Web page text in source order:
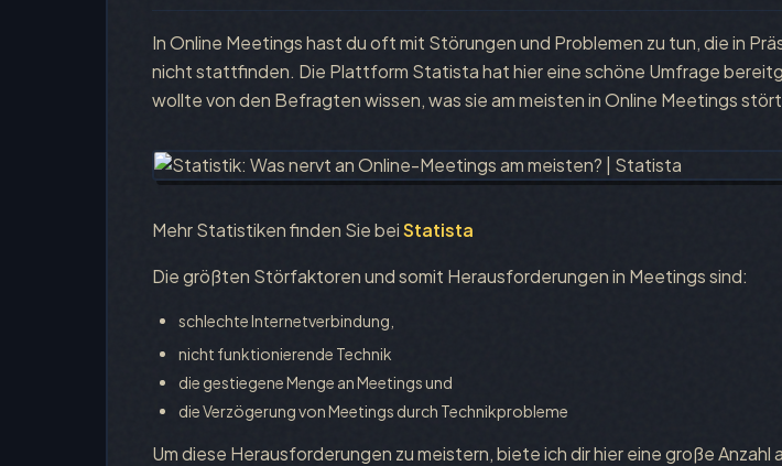
In Online Meetings hast du oft mit Störungen und Problemen zu tun, die in
nicht stattfinden. Die Plattform Statista hat hier eine schöne Umfrage
wollte von den Befragten wissen, was sie am meisten in Online Meetings
Mehr Statistiken finden Sie beiStatista
Die größten Störfaktoren und somit Herausforderungen in Meetings sind:
schlechte Internetverbindung,
nicht funktionierende Technik
die gestiegene Menge an Meetings und
die Verzögerung von Meetings durch Technikprobleme
Um diese Herausforderungen zu meistern, biete ich dir hier eine große Anzahl